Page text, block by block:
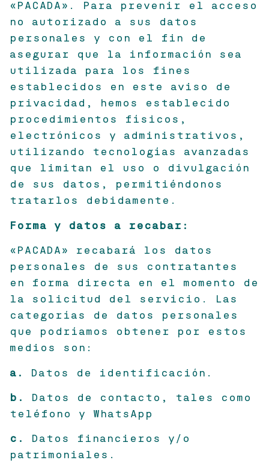
«PACADA». Para prevenir el acceso
no autorizado a sus datos
personales y con el fin de
asegurar que la información sea
utilizada para los fines
establecidos en este aviso de
privacidad, hemos establecido
procedimientos físicos,
electrónicos y administrativos,
utilizando tecnologías avanzadas
que limitan el uso o divulgación
de sus datos, permitiéndonos
tratarlos debidamente.
Forma y datos a recabar:
«PACADA» recabará los datos
personales de sus contratantes
en forma directa en el momento de
la solicitud del servicio. Las
categorías de datos personales
que podríamos obtener por estos
medios son:
a. Datos de identificación.
b.
Datos de contacto, tales como
teléfono y WhatsApp
c.
Datos financieros y/o
patrimoniales.